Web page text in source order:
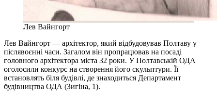
Лев Вайнгорт
Лев Вайнгорт — архітектор, який відбудовував Полтаву у
післявоєнні часи. Загалом він пропрацював на посаді
головного архітектора міста 32 роки. У Полтавській ОДА
оголосили конкурс на створення його скульптури. Її
встановлять біля будівлі, де знаходиться Департамент
будівництва ОДА (Зигіна, 1).